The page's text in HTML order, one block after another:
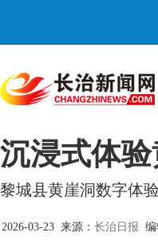
沉浸式体
黎城县黄崖洞数字体
2026-03-23 来源： 长治日报 编